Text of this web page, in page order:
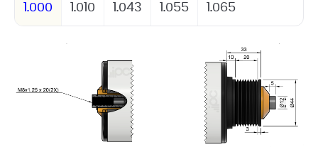
1.000 1.010 1.043 1.055 1.065